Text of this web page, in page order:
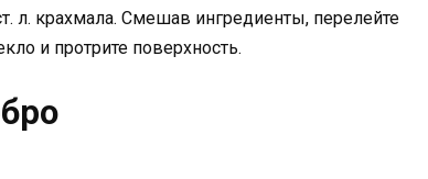
л. крахмала. Смешав ингредиенты, перелейте
и протрите поверхность.